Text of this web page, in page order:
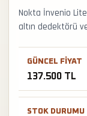
Nokta İnvenio
altın dedektörü
seçiminde
Faturalı satış,
teslimat
alınabilir.
GÜNCEL FIYAT
137.500 TL
STOK DURUMU